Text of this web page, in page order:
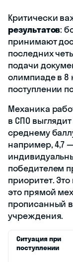
Критически
результатов:
принимают
последних
подачи
олимпиаде в 8
поступлении
Механика
в СПО
среднему
например, 4,7
победителем
приоритет.
это прямой
прописанный
учреждения.
Ситуация при
поступлении